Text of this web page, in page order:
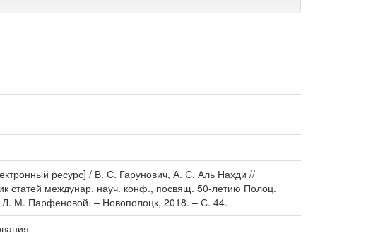
ресурс] / В. С. Гарунович, А. С. Аль Нахди //
статей междунар. науч. конф., посвящ. 50-летию Полоц.
Л. М. Парфеновой. – Новополоцк, 2018. – С. 44.